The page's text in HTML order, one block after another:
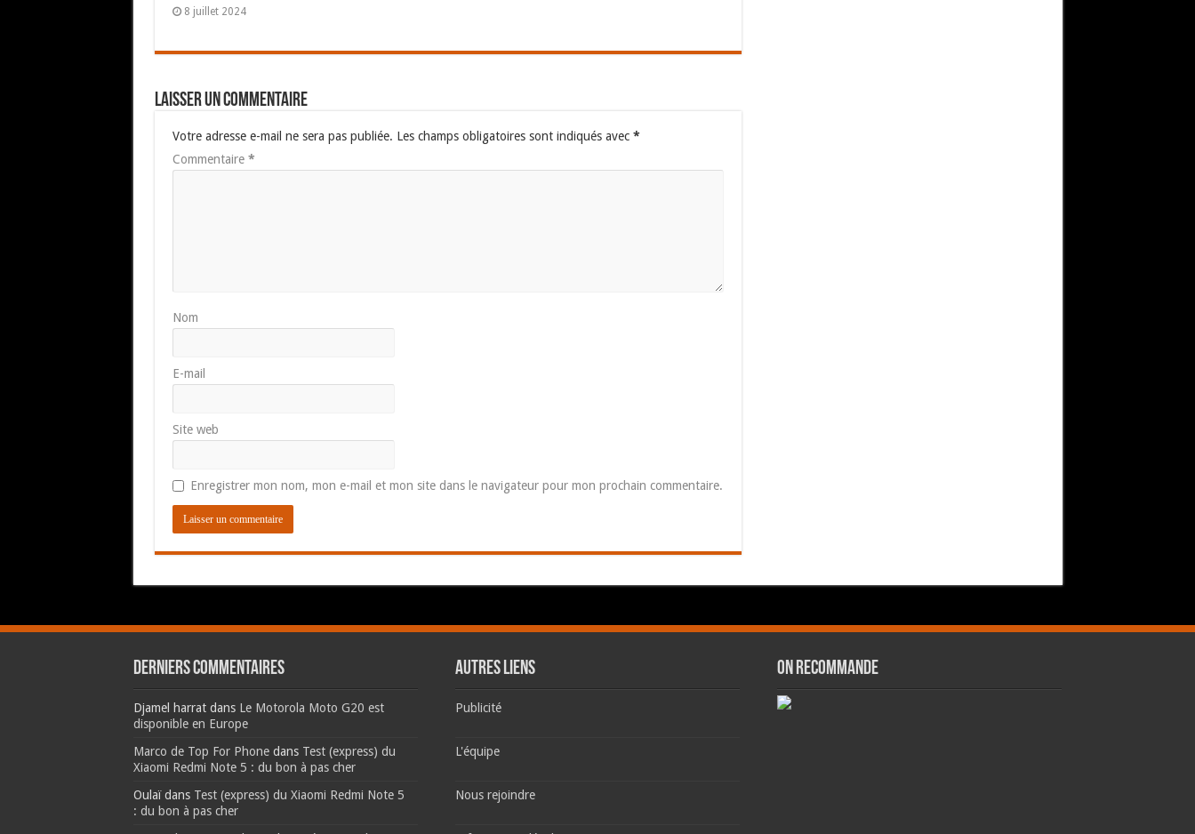
8 juillet 2024
Laisser un commentaire
Votre adresse e-mail ne sera pas publiée. Les champs obligatoires sont indiqués avec *
Commentaire *
Nom
E-mail
Site web
Enregistrer mon nom, mon e-mail et mon site dans le navigateur pour mon prochain commentaire.
Derniers commentaires
Djamel harratdans Le Motorola Moto G20 est
disponible en Europe
Marco de Top For Phonedans Test (express) du
Xiaomi Redmi Note 5 : du bon à pas cher
Oulaïdans Test (express) du Xiaomi Redmi Note 5
: du bon à pas cher
AUTRES LIENS
Publicité
L'équipe
Nous rejoindre
ON RECOMMANDE